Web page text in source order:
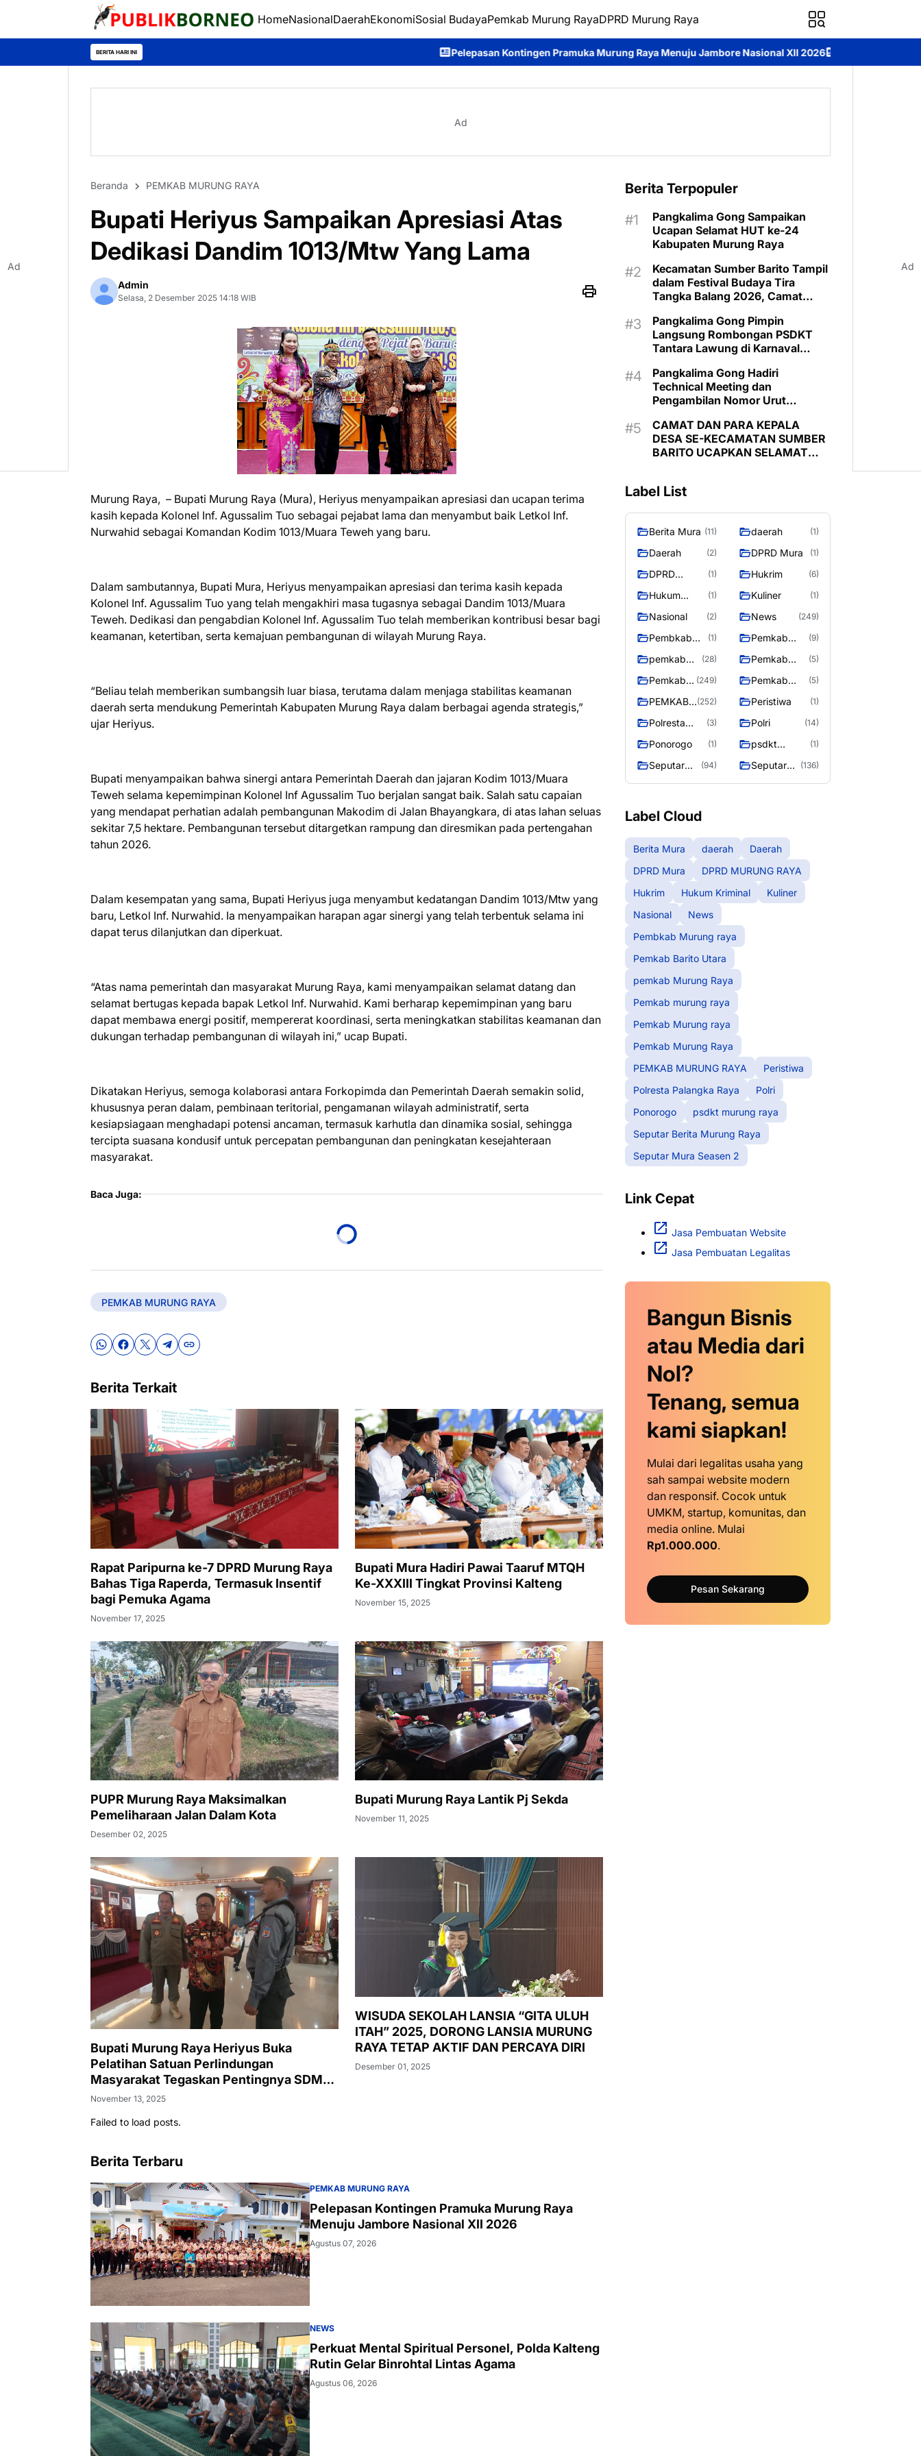
HomeNasionalDaerahEkonomiSosial BudayaPemkab Murung RayaDPRD Murung Raya
BERITA HARI INI Pelepasan Kontingen Pramuka Murung Raya Menuju Jambore Nasional XII 2026 Perkuat Mental Spiritual Personel, Polda
Ad
Beranda PEMKAB MURUNG RAYA
Bupati Heriyus Sampaikan Apresiasi Atas
Dedikasi Dandim 1013/Mtw Yang Lama
Admin
Selasa, 2 Desember 2025 14:18 WIB
Murung Raya, – Bupati Murung Raya (Mura), Heriyus menyampaikan apresiasi dan ucapan terima
kasih kepada Kolonel Inf. Agussalim Tuo sebagai pejabat lama dan menyambut baik Letkol Inf.
Nurwahid sebagai Komandan Kodim 1013/Muara Teweh yang baru.
Dalam sambutannya, Bupati Mura, Heriyus menyampaikan apresiasi dan terima kasih kepada
Kolonel Inf. Agussalim Tuo yang telah mengakhiri masa tugasnya sebagai Dandim 1013/Muara
Teweh. Dedikasi dan pengabdian Kolonel Inf. Agussalim Tuo telah memberikan kontribusi besar bagi
keamanan, ketertiban, serta kemajuan pembangunan di wilayah Murung Raya.
“Beliau telah memberikan sumbangsih luar biasa, terutama dalam menjaga stabilitas keamanan
daerah serta mendukung Pemerintah Kabupaten Murung Raya dalam berbagai agenda strategis,”
ujar Heriyus.
Bupati menyampaikan bahwa sinergi antara Pemerintah Daerah dan jajaran Kodim 1013/Muara
Teweh selama kepemimpinan Kolonel Inf Agussalim Tuo berjalan sangat baik. Salah satu capaian
yang mendapat perhatian adalah pembangunan Makodim di Jalan Bhayangkara, di atas lahan seluas
sekitar 7,5 hektare. Pembangunan tersebut ditargetkan rampung dan diresmikan pada pertengahan
tahun 2026.
Dalam kesempatan yang sama, Bupati Heriyus juga menyambut kedatangan Dandim 1013/Mtw yang
baru, Letkol Inf. Nurwahid. Ia menyampaikan harapan agar sinergi yang telah terbentuk selama ini
dapat terus dilanjutkan dan diperkuat.
“Atas nama pemerintah dan masyarakat Murung Raya, kami menyampaikan selamat datang dan
selamat bertugas kepada bapak Letkol Inf. Nurwahid. Kami berharap kepemimpinan yang baru
dapat membawa energi positif, mempererat koordinasi, serta meningkatkan stabilitas keamanan dan
dukungan terhadap pembangunan di wilayah ini,” ucap Bupati.
Dikatakan Heriyus, semoga kolaborasi antara Forkopimda dan Pemerintah Daerah semakin solid,
khususnya peran dalam, pembinaan teritorial, pengamanan wilayah administratif, serta
kesiapsiagaan menghadapi potensi ancaman, termasuk karhutla dan dinamika sosial, sehingga
tercipta suasana kondusif untuk percepatan pembangunan dan peningkatan kesejahteraan
masyarakat.
Baca Juga:
PEMKAB MURUNG RAYA
Berita Terkait
Rapat Paripurna ke-7 DPRD Murung Raya
Bahas Tiga Raperda, Termasuk Insentif
bagi Pemuka Agama
November 17, 2025
Bupati Mura Hadiri Pawai Taaruf MTQH
Ke-XXXIII Tingkat Provinsi Kalteng
November 15, 2025
PUPR Murung Raya Maksimalkan
Pemeliharaan Jalan Dalam Kota
Desember 02, 2025
Bupati Murung Raya Lantik Pj Sekda
November 11, 2025
Bupati Murung Raya Heriyus Buka
Pelatihan Satuan Perlindungan
Masyarakat Tegaskan Pentingnya SDM
Tangguh dan Profesional Hadapi
November 13, 2025
WISUDA SEKOLAH LANSIA “GITA ULUH
ITAH” 2025, DORONG LANSIA MURUNG
RAYA TETAP AKTIF DAN PERCAYA DIRI
Desember 01, 2025
Failed to load posts.
Berita Terbaru
PEMKAB MURUNG RAYA
Pelepasan Kontingen Pramuka Murung Raya
Menuju Jambore Nasional XII 2026
Agustus 07, 2026
NEWS
Perkuat Mental Spiritual Personel, Polda Kalteng
Rutin Gelar Binrohtal Lintas Agama
Agustus 06, 2026
Berita Terpopuler
Pangkalima Gong Sampaikan
Ucapan Selamat HUT ke-24
Kabupaten Murung Raya
Kecamatan Sumber Barito Tampil
dalam Festival Budaya Tira
Tangka Balang 2026, Camat
Pangkalima Gong Pimpin
Langsung Rombongan PSDKT
Tantara Lawung di Karnaval
Pangkalima Gong Hadiri
Technical Meeting dan
Pengambilan Nomor Urut
Balang 2026
CAMAT DAN PARA KEPALA
DESA SE-KECAMATAN SUMBER
BARITO UCAPKAN SELAMAT
Label List
Berita Mura (11) daerah (1)
Daerah (2) DPRD Mura (1)
DPRD
RAYA
(1) Hukrim (6)
Hukum
(1) Kuliner (1)
Nasional (2) News (249)
Pembkab
Murung raya
(1)
Pemkab
(9)
pemkab
Raya
(28)
Pemkab
(5)
Pemkab
raya
(249)
Pemkab
Raya
(5)
PEMKAB
RAYA
(252) Peristiwa (1)
Polresta
Raya
(3) Polri (14)
Ponorogo (1)
psdkt
murung raya
(1)
Seputar
Raya
(94)
Seputar
(136)
Label Cloud
Berita Mura daerah
Daerah
DPRD Mura
DPRD MURUNG RAYA
Hukrim
Hukum Kriminal
Kuliner
Nasional
News
Pembkab Murung raya
Pemkab Barito Utara
pemkab Murung Raya
Pemkab murung raya
Pemkab Murung raya
Pemkab Murung Raya
PEMKAB MURUNG RAYA
Peristiwa
Polresta Palangka Raya
Polri
Ponorogo
psdkt murung raya
Seputar Berita Murung Raya
Seputar Mura Seasen 2
Link Cepat
Jasa Pembuatan Website
Jasa Pembuatan Legalitas
Bangun Bisnis
atau Media dari
Nol?
Tenang, semua
kami siapkan!
Mulai dari legalitas usaha yang
sah sampai website modern
dan responsif. Cocok untuk
UMKM, startup, komunitas, dan
media online. Mulai
Rp1.000.000.
Pesan Sekarang
Ad Ad